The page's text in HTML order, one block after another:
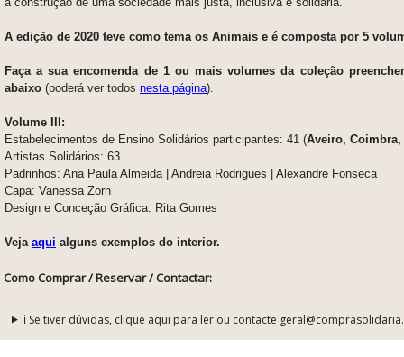
A edição de 2020 teve como tema os Animais e é composta por 5
Faça a sua encomenda de 1 ou mais volumes da coleção
abaixo (poderá ver todos nesta página).
Volume III:
Estabelecimentos de Ensino Solidários participantes: 41 (Aveiro,
Artistas Solidários: 63
Padrinhos: Ana Paula Almeida | Andreia Rodrigues | Alexandre Fonseca
Capa: Vanessa Zorn
Design e Conceção Gráfica: Rita Gomes
Veja aqui alguns exemplos do interior.
Como Comprar / Reservar / Contactar:
ℹ️ Se tiver dúvidas, clique aqui para ler ou contacte